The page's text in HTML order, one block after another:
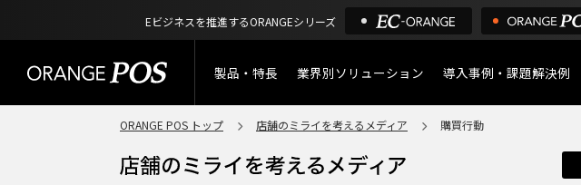
Eビジネスを推進するORANGEシリーズ
製品・特長
特長
製品概要
業界別ソリューション
小売業
アパレル
導入事例・課題解決例
ORANGE POS トップ 店舗のミライを考えるメディア 購買行動